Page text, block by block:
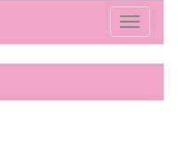
Toggle